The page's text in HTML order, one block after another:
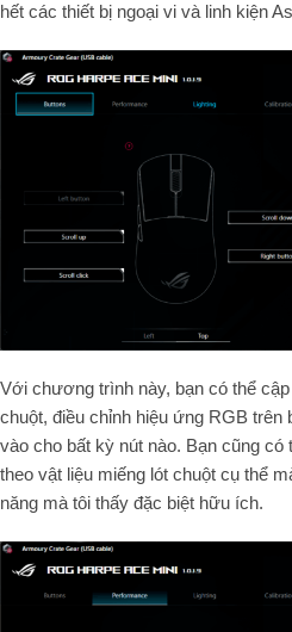
hết các thiết bị ngoại vi và linh kiện
Với chương trình này, bạn có thể
chuột, điều chỉnh hiệu ứng RGB trên
vào cho bất kỳ nút nào. Bạn cũng có
theo vật liệu miếng lót chuột cụ thể
năng mà tôi thấy đặc biệt hữu ích.